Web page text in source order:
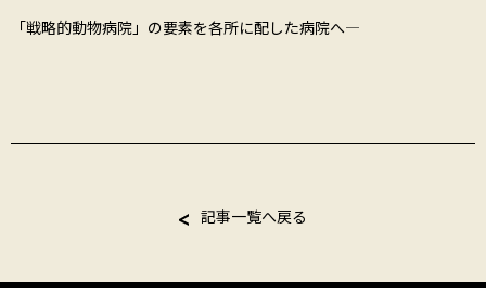
「戦略的動物病院」の要素を各所に配した病院へ―――――――
記事一覧へ戻る